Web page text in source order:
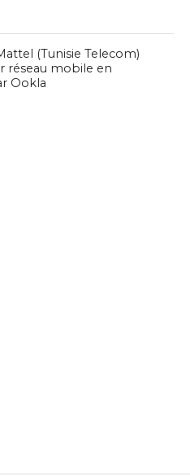
(Tunisie Telecom)
réseau mobile en
Ookla